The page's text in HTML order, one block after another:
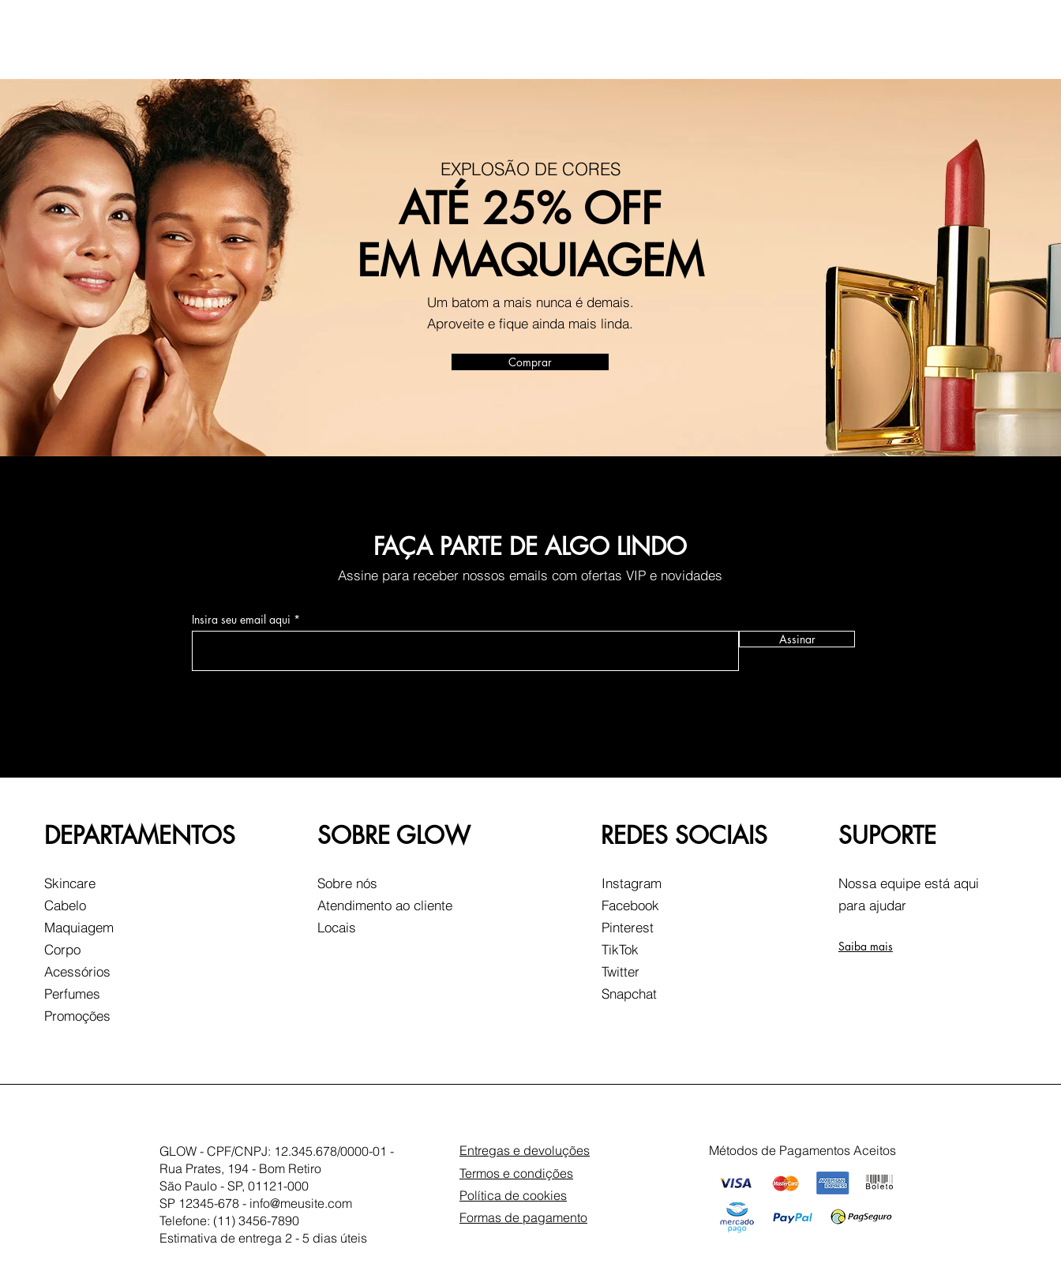
EXPLOSÃO DE CORES
ATÉ 25% OFF
EM MAQUIAGEM
Um batom a mais nunca é demais.
Aproveite e fique ainda mais linda.
Comprar
FAÇA PARTE DE ALGO LINDO
Assine para receber nossos emails com ofertas VIP e novidades
Insira seu email aqui
Assinar
DEPARTAMENTOS
Skincare
Cabelo
Maquiagem
Corpo
Acessórios
Perfumes
Promoções
SOBRE GLOW
Sobre nós
Atendimento ao cliente
Locais
REDES SOCIAIS
Instagram
Facebook
Pinterest
TikTok
Twitter
Snapchat
SUPORTE
Nossa equipe está aqui
para ajudar
Saiba mais
GLOW - CPF/CNPJ: 12.345.678/0000-01 -
Rua Prates, 194 - Bom Retiro
São Paulo - SP, 01121-000
SP 12345-678 - info@meusite.com
Telefone: (11) 3456-7890
Estimativa de entrega 2 - 5 dias úteis
Entregas e devoluções
Termos e condições
Política de cookies
Formas de pagamento
Métodos de Pagamentos Aceitos